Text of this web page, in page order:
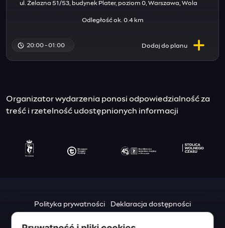
ul. Żelazna 51/53, budynek Plater, poziom 0, Warszawa, Wola
Odległość ok. 0.4 km
20:00 - 01:00 Dodaj do planu
Organizator wydarzenia ponosi odpowiedzialność za
treść i rzetelność udostępnionych informacji
Polityka prywatności
Deklaracja dostępności